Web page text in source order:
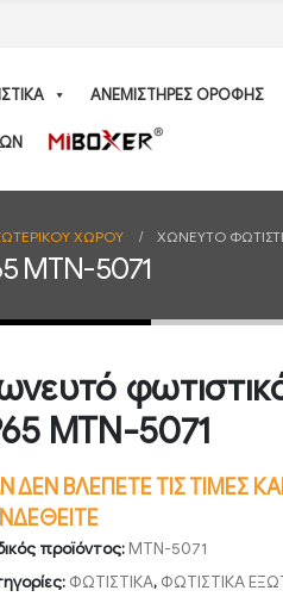
ΑΝΕΜΙΣΤΗΡΕΣ ΟΡΟΦΗΣ
ΧΩΡΟΥ ΧΩΝΕΥΤΌ
MTN-5071
MTN-5071
ΔΕΝ ΒΛΕΠΕΤΕ ΤΙΣ ΤΙΜΕΣ
προϊόντος:MTN-5071
ΦΩΤΙΣΤΙΚΑ, ΦΩΤΙΣΤΙΚΑ